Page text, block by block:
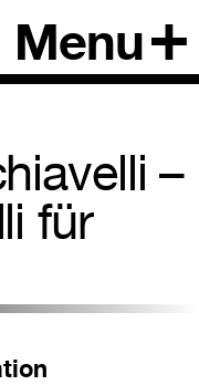
Menu
–
für